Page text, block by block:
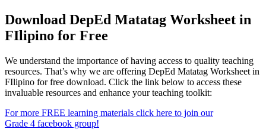
Download DepEd Matatag Worksheet in
FIlipino for Free
We understand the importance of having access to quality teaching
resources. That’s why we are offering DepEd Matatag Worksheet in
FIlipino for free download. Click the link below to access these
invaluable resources and enhance your teaching toolkit:
For more FREE learning materials click here to join our
Grade 4 facebook group!